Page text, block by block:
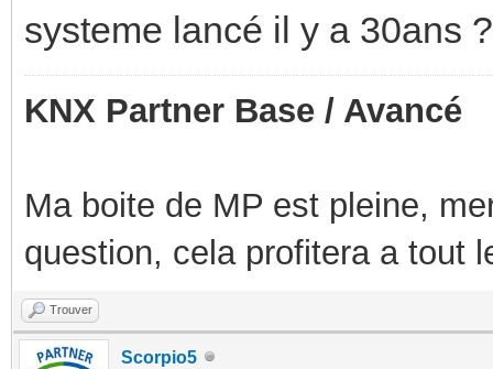
systeme lancé il y a 30ans
KNX Partner Base / Avancé
Ma boite de MP est pleine,
question, cela profitera a tout
Trouver
Scorpio5